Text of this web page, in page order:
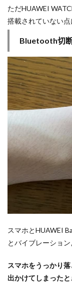
ただHUAWEI
搭載されていない点
Bluetooth切
スマホとHUAWEI
とバイブレーション
スマホをうっかり
出かけてしまった